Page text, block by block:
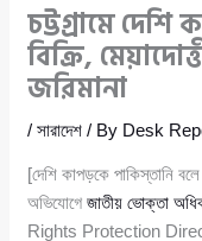
চট্টগ্রামে
বিক্রি,
জরিমানা
/সারাদেশ / By Desk
[দেশি কাপড়কে পাকিস্তানি
অভিযোগেজাতীয় ভোক্তা
Rights Protection